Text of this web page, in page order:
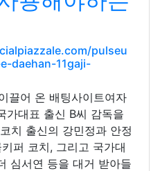
pulseu
daehan-11gaji-
끌어 온 배팅사이트여자
가대표 출신 B씨 감독을
치 출신의 강민정과 안정
퍼 코치, 그리고 국가대
심서연 등을 대거 받아들